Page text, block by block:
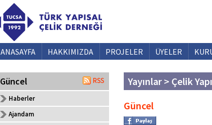
ANASAYFA HAKKIMIZDA PROJELER ÜYELER
Güncel
Haberler
Ajandam
Yayınlar > Çelik
Güncel